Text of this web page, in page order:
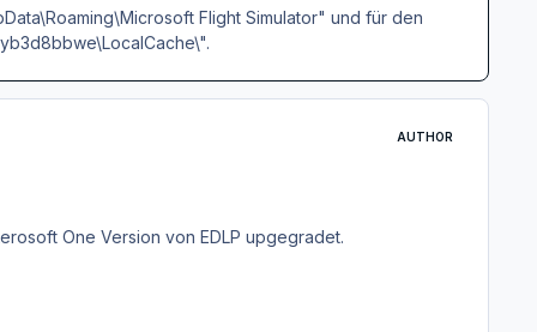
Flight Simulator" und für den
AUTHOR
One Version von EDLP upgegradet.